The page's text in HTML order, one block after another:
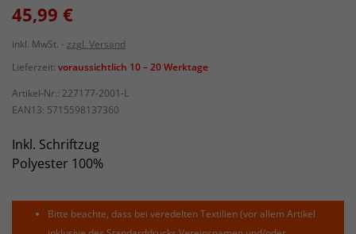
45,99 €
inkl. MwSt.
zzgl. Versand
Lieferzeit: voraussichtlich 10 – 20 Werktage
Artikel-Nr.: 227177-2001-L
EAN13: 5715598137360
Inkl. Schriftzug
Polyester 100%
Bitte beachte, dass bei veredelten Textilien (vor allem Artikel